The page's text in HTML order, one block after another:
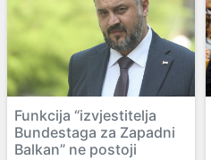
Funkcija “izvjestitelja
Bundestaga za Zapadni
Balkan” ne postoji